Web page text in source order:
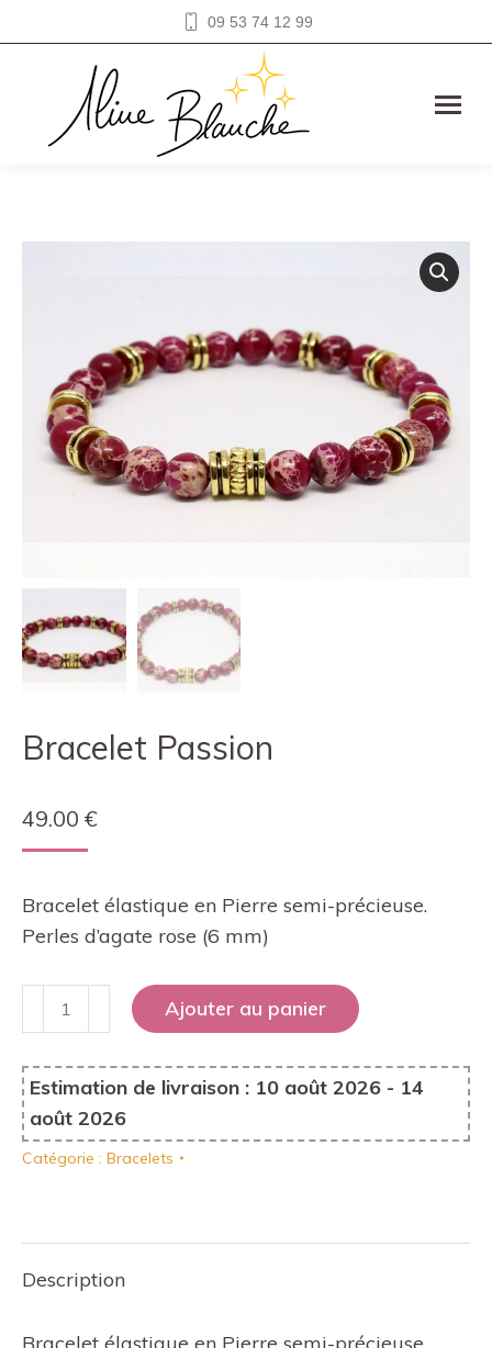
09 53 74 12 99
Bracelet Passion
49.00 €
Bracelet élastique en Pierre semi-précieuse.
Perles d’agate rose (6 mm)
quantité
de
Passion
Ajouter au panier
Estimation de livraison : 10 août 2026 - 14
août 2026
Catégorie : Bracelets
Description
Bracelet élastique en Pierre semi-précieuse.